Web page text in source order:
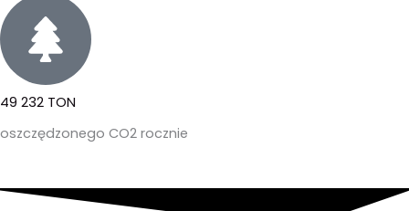
49 232 TON
oszczędzonego CO2 rocznie